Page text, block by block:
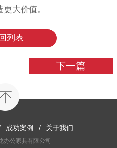
大价值。
列表
下一篇
成功案例 / 关于我们
办公家具有限公司